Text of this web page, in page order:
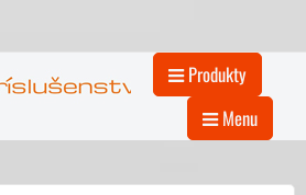
Produkty
Menu